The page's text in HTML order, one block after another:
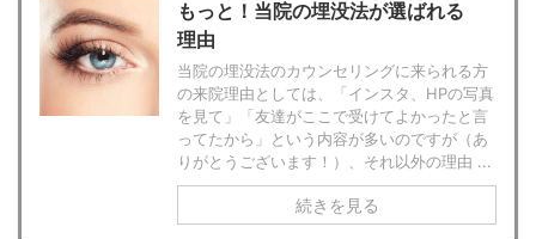
もっと！当院の埋没法が選ばれる
理由
当院の埋没法のカウンセリングに来られる方
の来院理由としては、「インスタ、HPの写真
を見て」「友達がここで受けてよかったと言
ってたから」という内容が多いのですが（あ
りがとうございます！）、それ以外の理由 ...
続きを見る